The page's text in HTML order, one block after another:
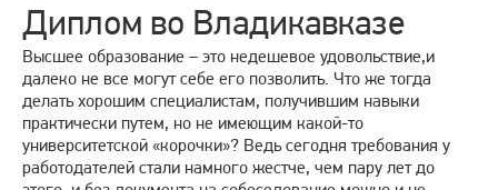
Диплом во Владикавказе
Высшее образование – это недешевое удовольствие,и
далеко не все могут себе его позволить. Что же тогда
делать хорошим специалистам, получившим навыки
практически путем, но не имеющим какой-то
университетской «корочки»? Ведь сегодня требования у
работодателей стали намного жестче, чем пару лет до